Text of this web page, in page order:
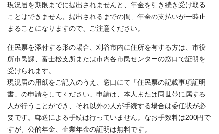
現況届を期限までに提出されませんと、年金を引き続き受け取る
ことはできません。提出されるまでの間、年金の支払いが一時止
まることになりますので、ご注意ください。
住民票を添付する形の場合、刈谷市内に住所を有する方は、市役
所市民課、富士松支所または市内各市民センターの窓口で証明を
受けられます。
現況届の用紙をご記入のうえ、窓口にて「住民票の記載事項証明
書」の申請をしてください。申請は、本人または同世帯に属する
人が行うことができ、それ以外の人が手続する場合は委任状が必
要です。郵送による手続は行っていません。なお手数料は200円で
すが、公的年金、企業年金の証明は無料です。